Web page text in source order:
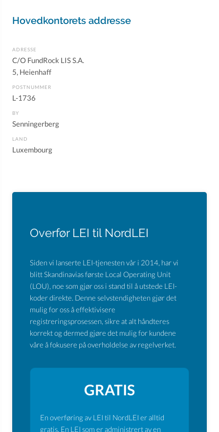
Hovedkontorets addresse
ADRESSE
C/O FundRock LIS S.A.
5, Heienhaff
POSTNUMMER
L-1736
BY
Senningerberg
LAND
Luxembourg
Overfør LEI til NordLEI
Siden vi lanserte LEI-tjenesten vår i 2014, har vi
blitt Skandinavias første Local Operating Unit
(LOU), noe som gjør oss i stand til å utstede LEI-
koder direkte. Denne selvstendigheten gjør det
mulig for oss å effektivisere
registreringsprosessen, sikre at alt håndteres
korrekt og dermed gjøre det mulig for kundene
våre å fokusere på overholdelse av regelverket.
GRATIS
En overføring av LEI til NordLEI er alltid
gratis. En LEI som er administrert av en